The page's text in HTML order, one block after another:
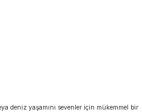
deniz yaşamını sevenler için mükemmel bir